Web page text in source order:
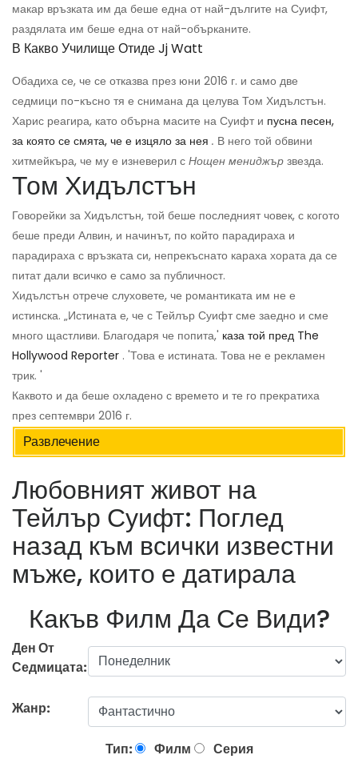
макар връзката им да беше една от най-дългите на Суифт,
раздялата им беше една от най-обърканите.
В Какво Училище Отиде Jj Watt
Обадиха се, че се отказва през юни 2016 г. и само две
седмици по-късно тя е снимана да целува Том Хидълстън.
Харис реагира, като обърна масите на Суифт и пусна песен,
за която се смята, че е изцяло за нея . В него той обвини
хитмейкъра, че му е изневерил с Нощен мениджър звезда.
Том Хидълстън
Говорейки за Хидълстън, той беше последният човек, с когото
беше преди Алвин, и начинът, по който парадираха и
парадираха с връзката си, непрекъснато караха хората да се
питат дали всичко е само за публичност.
Хидълстън отрече слуховете, че романтиката им не е
истинска. „Истината е, че с Тейлър Суифт сме заедно и сме
много щастливи. Благодаря че попита,' каза той пред The ​​
Hollywood Reporter . 'Това е истината. Това не е рекламен
трик. '
Каквото и да беше охладено с времето и те го прекратиха
през септември 2016 г.
Развлечение
Любовният живот на
Тейлър Суифт: Поглед
назад към всички известни
мъже, които е датирала
Какъв Филм Да Се Види?
Ден От
Седмицата:
Жанр:
Тип: Филм Серия